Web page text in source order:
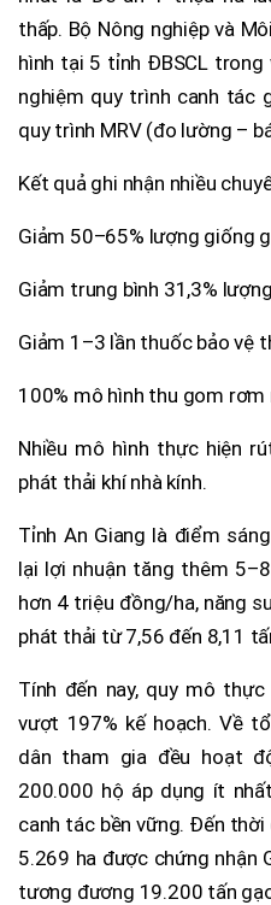
thấp. Bộ Nông nghiệp và
hình tại 5 tỉnh ĐBSCL
nghiệm quy trình canh tác
quy trình MRV (đo lường –
Kết quả ghi nhận nhiều
Giảm 50–65% lượng giống
Giảm trung bình 31,3%
Giảm 1–3 lần thuốc bảo vệ
100% mô hình thu gom rơm
Nhiều mô hình thực hiện
phát thải khí nhà kính.
Tỉnh An Giang là điểm
lại lợi nhuận tăng thêm
hơn 4 triệu đồng/ha, năng
phát thải từ 7,56 đến 8,11
Tính đến nay, quy mô
vượt 197% kế hoạch. Về
dân tham gia đều hoạt
200.000 hộ áp dụng ít
canh tác bền vững. Đến
5.269 ha được chứng nhận
tương đương 19.200 tấn